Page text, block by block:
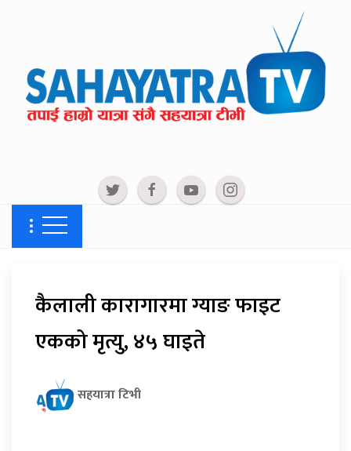
कैलाली कारागारमा ग्याङ फाइट
एकको मृत्यु, ४५ घाइते
सहयात्रा टिभी